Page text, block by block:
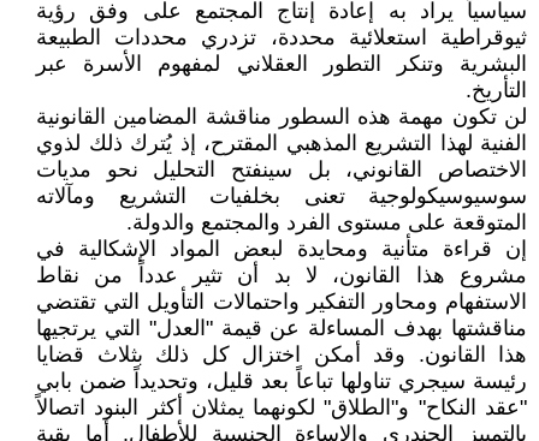
سياسياً يراد به إعادة إنتاج المجتمع على وفق رؤية
ثيوقراطية استعلائية محددة، تزدري محددات الطبيعة
البشرية وتنكر التطور العقلاني لمفهوم الأسرة عبر
التأريخ.
لن تكون مهمة هذه السطور مناقشة المضامين القانونية
الفنية لهذا التشريع المذهبي المقترح، إذ يُترك ذلك لذوي
الاختصاص القانوني، بل سينفتح التحليل نحو مديات
سوسيوسيكولوجية تعنى بخلفيات التشريع ومآلاته
المتوقعة على مستوى الفرد والمجتمع والدولة.
إن قراءة متأنية ومحايدة لبعض المواد الإشكالية في
مشروع هذا القانون، لا بد أن تثير عدداً من نقاط
الاستفهام ومحاور التفكير واحتمالات التأويل التي تقتضي
مناقشتها بهدف المساءلة عن قيمة "العدل" التي يرتجيها
هذا القانون. وقد أمكن اختزال كل ذلك بثلاث قضايا
رئيسة سيجري تناولها تباعاً بعد قليل، وتحديداً ضمن بابي
"عقد النكاح" و"الطلاق" لكونهما يمثلان أكثر البنود اتصالاً
بالتمييز الجندري والإساءة الجنسية للأطفال. أما بقية